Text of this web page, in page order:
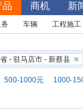
品 商机 新
车辆 工程施工
- 驻马店市 - 新蔡县
500-1000元 1000-